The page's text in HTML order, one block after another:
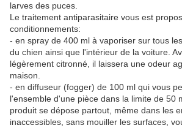
larves des puces.
Le traitement antiparasitaire vous est
conditionnements:
- en spray de 400 ml à vaporiser sur tous
du chien ainsi que l'intérieur de la voiture.
légèrement citronné, il laissera une odeur
maison.
- en diffuseur (fogger) de 100 ml qui vous
l'ensemble d'une pièce dans la limite de 50
produit se dépose partout, même dans les
inaccessibles, sans mouiller les surfaces,